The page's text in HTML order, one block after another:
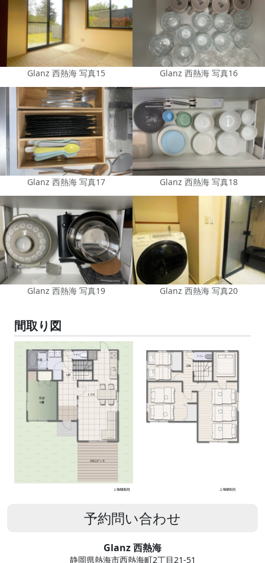
Glanz 西熱海 写真15 Glanz 西熱海 写真16
Glanz 西熱海 写真17 Glanz 西熱海 写真18
Glanz 西熱海 写真19 Glanz 西熱海 写真20
間取り図
予約問い合わせ
Glanz 西熱海
静岡県熱海市西熱海町2丁目21-51